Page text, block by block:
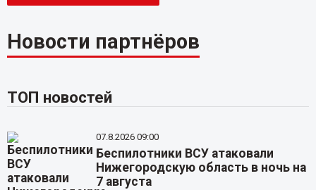
Новости партнёров
ТОП новостей
07.8.2026 09:00
Беспилотники ВСУ атаковали
Нижегородскую область в ночь на
7 августа